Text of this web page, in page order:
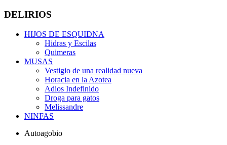
DELIRIOS
HIJOS DE ESQUIDNA
Hidras y Escilas
Quimeras
MUSAS
Vestigio de una realidad nueva
Horacia en la Azotea
Adios Indefinido
Droga para gatos
Melissandre
NINFAS
Autoagobio